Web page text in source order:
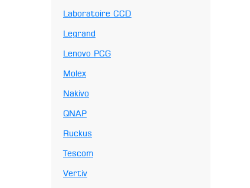
Laboratoire CCD
Legrand
Lenovo PCG
Molex
Nakivo
QNAP
Ruckus
Tescom
Vertiv